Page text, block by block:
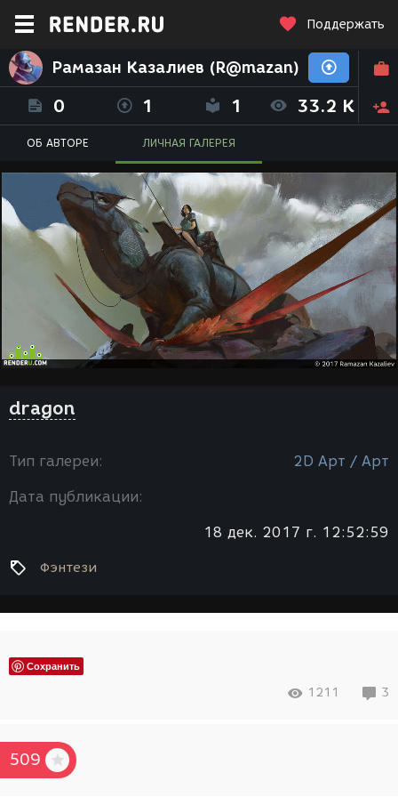
Поддержать
Рамазан Казалиев (R@mazan)
0 1 1 33.2 K
ОБ АВТОРЕ ЛИЧНАЯ ГАЛЕРЕЯ
dragon
Тип галереи: 2D Арт / Арт
Дата публикации:
18 дек. 2017 г. 12:52:59
Фэнтези
Сохранить
1211 3
509